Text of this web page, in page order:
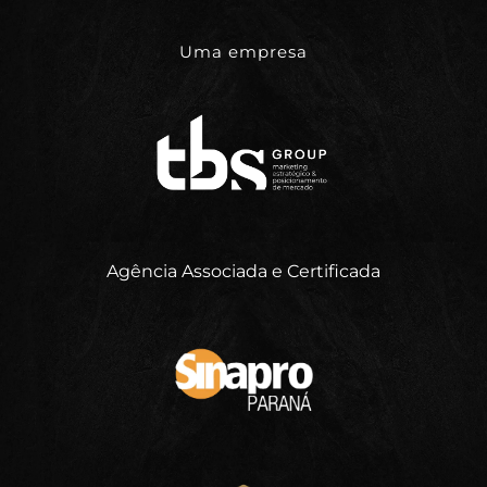
Uma empresa
Agência Associada e Certificada